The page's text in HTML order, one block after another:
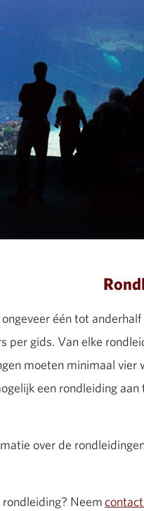
één tot
per gids. Van elke
moeten minimaal
een rondleiding
over de
Neemcontact